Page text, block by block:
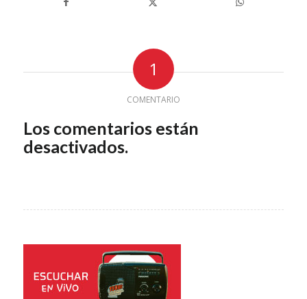
1
COMENTARIO
Los comentarios están
desactivados.